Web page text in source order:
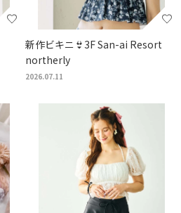
新作ビキニ👙3F San-ai Resort
northerly
2026.07.11